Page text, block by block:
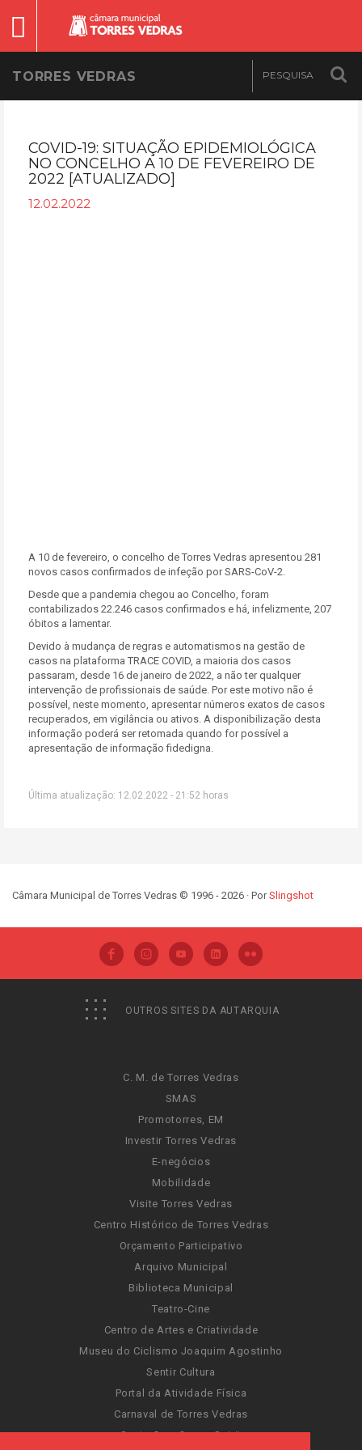
TORRES VEDRAS
COVID-19: SITUAÇÃO EPIDEMIOLÓGICA
NO CONCELHO A 10 DE FEVEREIRO DE
2022 [ATUALIZADO]
12.02.2022
A 10 de fevereiro, o concelho de Torres Vedras apresentou 281
novos casos confirmados de infeção por SARS-CoV-2.
Desde que a pandemia chegou ao Concelho, foram
contabilizados 22.246 casos confirmados e há, infelizmente, 207
óbitos a lamentar.
Devido à mudança de regras e automatismos na gestão de
casos na plataforma TRACE COVID, a maioria dos casos
passaram, desde 16 de janeiro de 2022, a não ter qualquer
intervenção de profissionais de saúde. Por este motivo não é
possível, neste momento, apresentar números exatos de casos
recuperados, em vigilância ou ativos. A disponibilização desta
informação poderá ser retomada quando for possível a
apresentação de informação fidedigna.
Última atualização: 12.02.2022 - 21:52 horas
Câmara Municipal de Torres Vedras © 1996 - 2026 · PorSlingshot
OUTROS SITES DA AUTARQUIA
C. M. de Torres Vedras
SMAS
Promotorres, EM
Investir Torres Vedras
E-negócios
Mobilidade
Visite Torres Vedras
Centro Histórico de Torres Vedras
Orçamento Participativo
Arquivo Municipal
Biblioteca Municipal
Teatro-Cine
Centro de Artes e Criatividade
Museu do Ciclismo Joaquim Agostinho
Sentir Cultura
Portal da Atividade Física
Carnaval de Torres Vedras
Santa Cruz Ocean Spirit